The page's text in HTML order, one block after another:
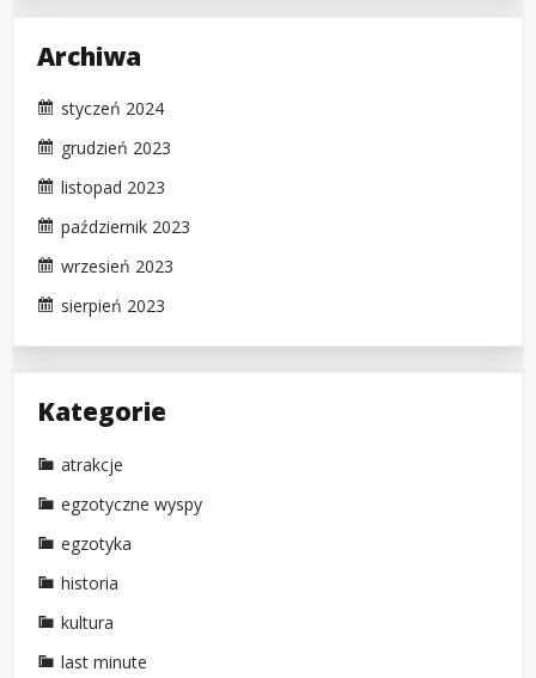
Archiwa
styczeń 2024
grudzień 2023
listopad 2023
październik 2023
wrzesień 2023
sierpień 2023
Kategorie
atrakcje
egzotyczne wyspy
egzotyka
historia
kultura
last minute